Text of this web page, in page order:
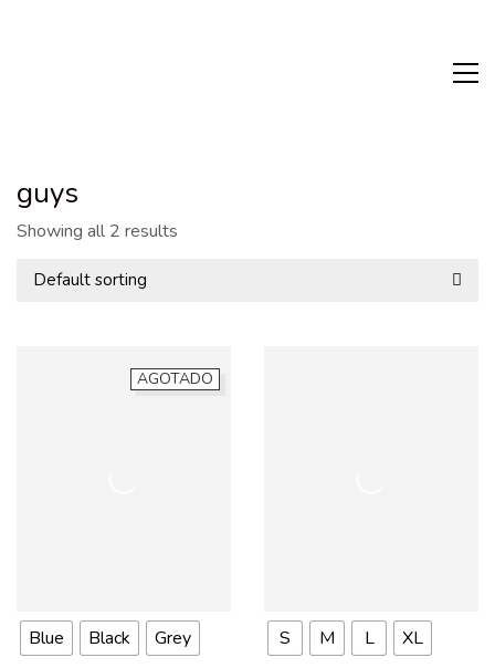
guys
Showing all 2 results
Default sorting
AGOTADO
Blue Black Grey S M L XL